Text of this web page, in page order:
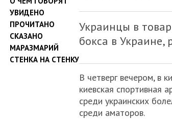
УВИДЕНО
ПРОЧИТАНО
СКАЗАНО
МАРАЗМАРИЙ
СТЕНКА НА СТЕНКУ
Украинцы в
бокса в Украине,
В четверг вечером, в
киевская спортивная
среди украинских
среди аматоров.